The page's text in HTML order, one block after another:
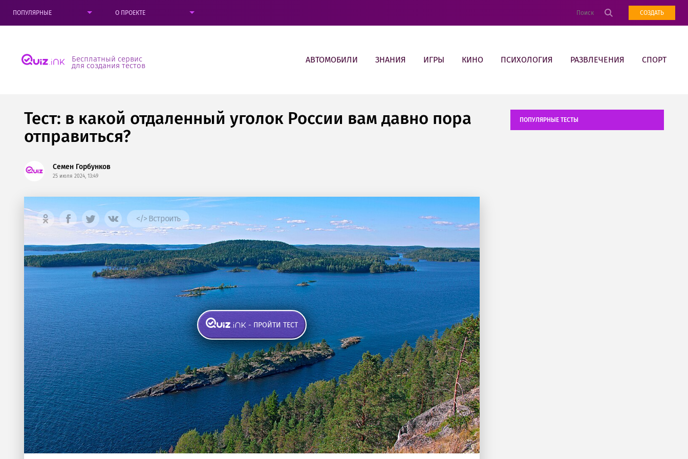
ПОПУЛЯРНЫЕ О ПРОЕКТЕ СОЗДАТЬ
Бесплатный сервис
для создания тестов
АВТОМОБИЛИ ЗНАНИЯ ИГРЫ КИНО ПСИХОЛОГИЯ РАЗВЛЕЧЕНИЯ СПОРТ
Тест: в какой отдаленный уголок России вам давно пора
отправиться?
Семен Горбунков
25 июля 2024, 13:49
</> Встроить
- ПРОЙТИ ТЕСТ
ПОПУЛЯРНЫЕ ТЕСТЫ